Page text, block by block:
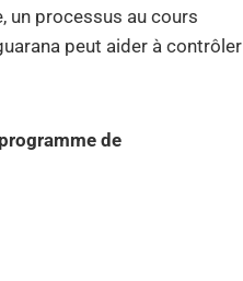
un processus au cours
peut aider à contrôler
de